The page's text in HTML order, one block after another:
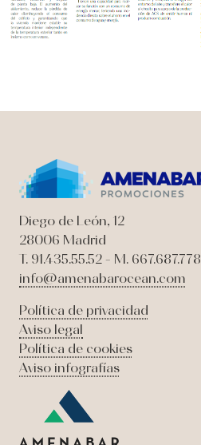
Diego de León, 12
28006 Madrid
T. 91.435.55.52 - M. 667.687.778
info@amenabarocean.com
Política de privacidad
Aviso legal
Política de cookies
Aviso infografías